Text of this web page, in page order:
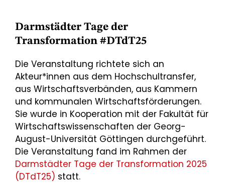
Darmstädter Tage der
Transformation #DTdT25
Die Veranstaltung richtete sich an
Akteur*innen aus dem Hochschultransfer,
aus Wirtschaftsverbänden, aus Kammern
und kommunalen Wirtschaftsförderungen.
Sie wurde in Kooperation mit der Fakultät für
Wirtschaftswissenschaften der Georg-
August-Universität Göttingen durchgeführt.
Die Veranstaltung fand im Rahmen der
Darmstädter Tage der Transformation 2025
(DTdT25) statt.